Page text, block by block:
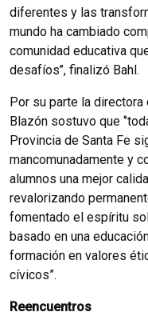
diferentes y las
mundo ha cambiado
comunidad educativa
desafíos’’, finalizó Bahl.
Por su parte la
Blazón sostuvo que
Provincia de Santa Fe
mancomunadamente y
alumnos una mejor
revalorizando
fomentado el espíritu
basado en una
formación en valores
cívicos”.
Reencuentros